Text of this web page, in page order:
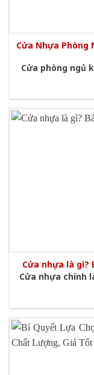
Cửa Nhựa Phòng
Cửa phòng ngủ
Cửa nhựa là
Cửa nhựa chính